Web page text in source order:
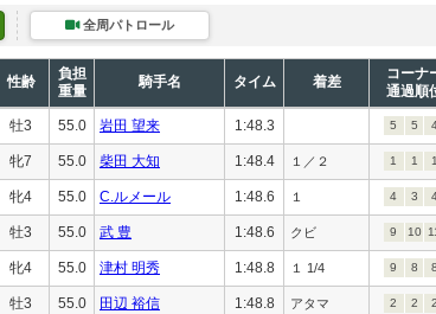
全周パトロール
性齢
負担
重量
騎手名 タイム 着差
コーナ
通過順
牡3 55.0 岩田 望来 1:48.3 5 5
牝7 55.0 柴田 大知 1:48.4 １／２ 1 1 1
牝4 55.0 C.ルメール 1:48.6 １ 4 3
牡3 55.0 武 豊 1:48.6 クビ 9 10
牝4 55.0 津村 明秀 1:48.8 １ 1/4 9 8 8
牡3 55.0 田辺 裕信 1:48.8 アタマ 2 2 2